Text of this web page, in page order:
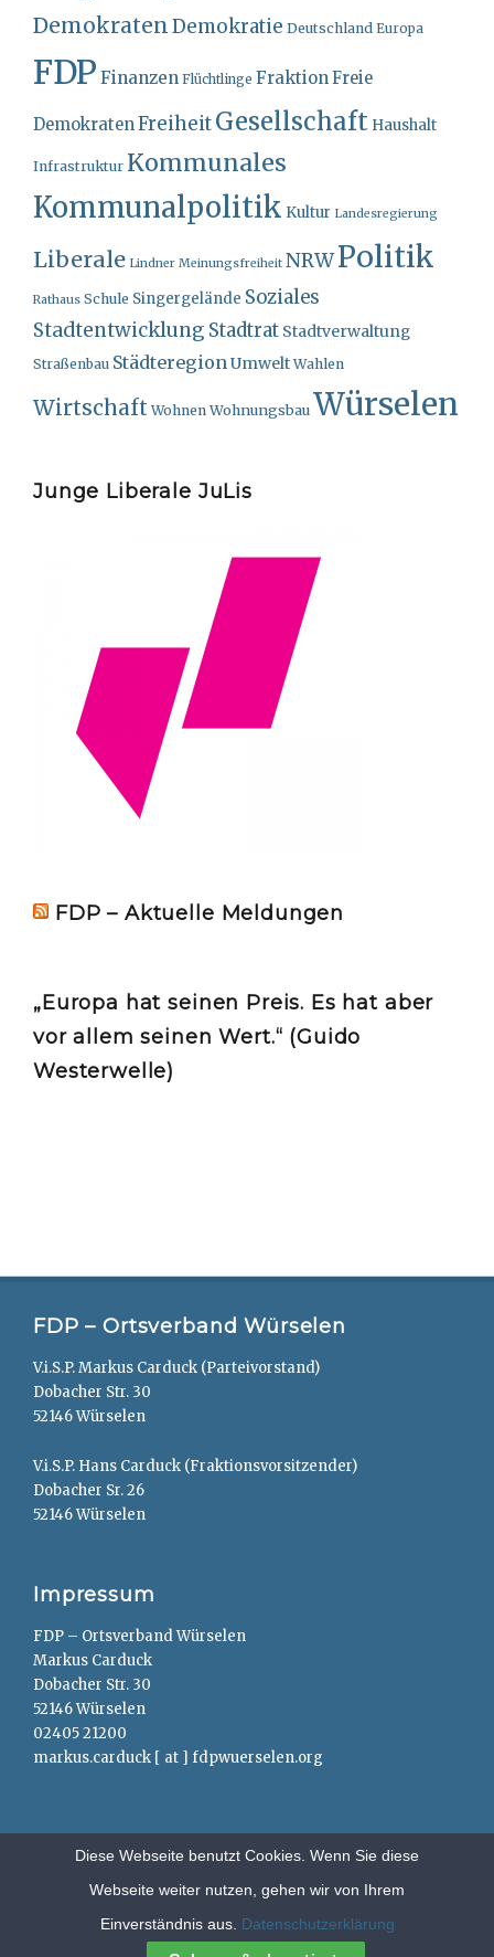
DemokratenDemokratie Deutschland Europa
FDP Finanzen Flüchtlinge FraktionFreie
DemokratenFreiheitGesellschaft Haushalt
Infrastruktur Kommunales
Kommunalpolitik Kultur Landesregierung
Liberale Lindner Meinungsfreiheit NRWPolitik
Rathaus Schule Singergelände Soziales
Stadtentwicklung Stadtrat Stadtverwaltung
Straßenbau StädteregionUmwelt Wahlen
Wirtschaft Wohnen WohnungsbauWürselen
Junge Liberale JuLis
FDP – Aktuelle Meldungen
„Europa hat seinen Preis. Es hat aber
vor allem seinen Wert.“ (Guido
Westerwelle)
FDP – Ortsverband Würselen
V.i.S.P. Markus Carduck (Parteivorstand)
Dobacher Str. 30
52146 Würselen
V.i.S.P. Hans Carduck (Fraktionsvorsitzender)
Dobacher Sr. 26
52146 Würselen
Impressum
FDP – Ortsverband Würselen
Markus Carduck
Dobacher Str. 30
52146 Würselen
02405 21200
markus.carduck [ at ] fdpwuerselen.org
Copyright © 2026FDP – Würselen. All Rights Reserved.
Anträge
Clean Education byCatch Themes
Diese Webseite benutzt Cookies. Wenn Sie diese
Webseite weiter nutzen, gehen wir von Ihrem
Einverständnis aus. Datenschutzerklärung